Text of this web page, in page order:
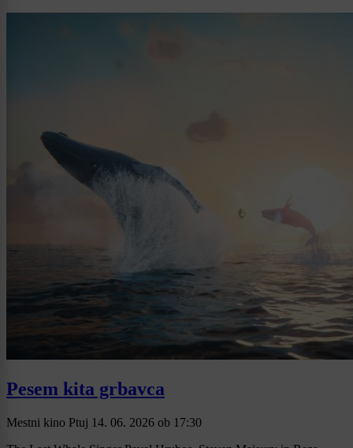
Pesem kita grbavca
Mestni kino Ptuj 14. 06. 2026 ob 17:30